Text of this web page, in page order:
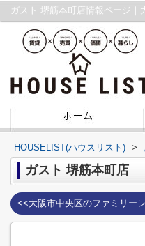
ガスト 堺筋本町店情報ページ｜
HOUSELIST(ハウスリスト) >
ガスト 堺筋本町店
<<大阪市中央区のファミリー